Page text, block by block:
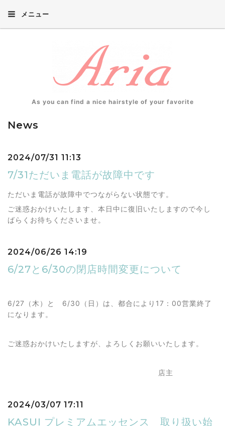
メニュー
As you can find a nice hairstyle of your favorite
News
2024/07/31 11:13
7/31ただいま電話が故障中です
ただいま電話が故障中でつながらない状態です。
ご迷惑おかけいたします、本日中に復旧いたしますので今し
ばらくお待ちくださいませ。
2024/06/26 14:19
6/27と6/30の閉店時間変更について
6/27（木）と 6/30（日）は、都合により17：00営業終了
になります。
ご迷惑おかけいたしますが、よろしくお願いいたします。
店主
2024/03/07 17:11
KASUI プレミアムエッセンス 取り扱い始